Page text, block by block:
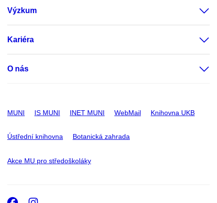
Výzkum
Kariéra
O nás
MUNI IS MUNI INET MUNI WebMail Knihovna UKB
Ústřední knihovna Botanická zahrada
Akce MU pro středoškoláky